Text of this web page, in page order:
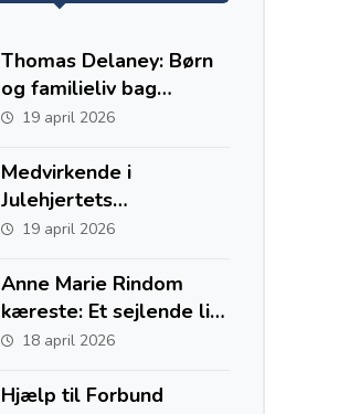
Thomas Delaney: Børn
og familieliv bag
fodboldkarrieren
19 april 2026
Medvirkende i
Julehjertets
Hemmelighed
19 april 2026
Anne Marie Rindom
kæreste: Et sejlende liv
med to hjem i Danmark
18 april 2026
Hjælp til Forbund